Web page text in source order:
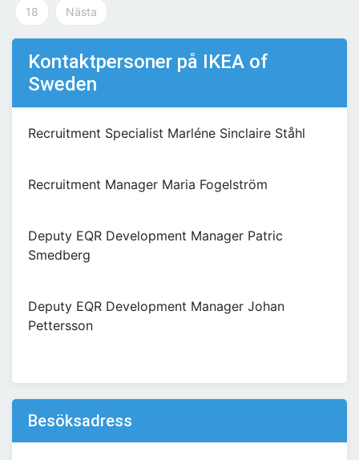
18 Nästa
Kontaktpersoner på IKEA of
Sweden
Recruitment Specialist Marléne Sinclaire Ståhl
Recruitment Manager Maria Fogelström
Deputy EQR Development Manager Patric
Smedberg
Deputy EQR Development Manager Johan
Pettersson
Besöksadress